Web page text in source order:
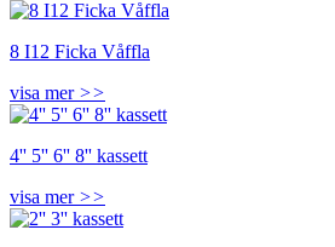
8 I12 Ficka Våffla
visa mer >>
4'' 5'' 6'' 8'' kassett
visa mer >>